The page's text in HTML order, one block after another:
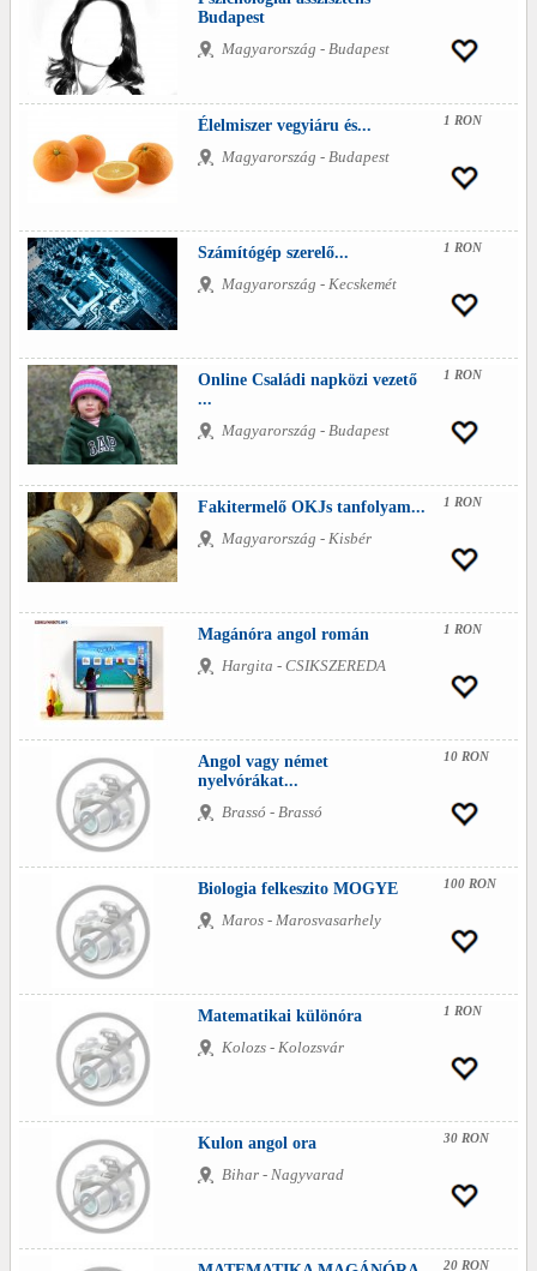
Budapest
Magyarország - Budapest
Élelmiszer vegyiáru és...
Magyarország - Budapest
1 RON
Számítógép szerelő...
Magyarország - Kecskemét
1 RON
Online Családi napközi vezető
...
Magyarország - Budapest
1 RON
Fakitermelő OKJs tanfolyam...
Magyarország - Kisbér
1 RON
Magánóra angol román
Hargita - CSIKSZEREDA
1 RON
Angol vagy német
nyelvórákat...
Brassó - Brassó
10 RON
Biologia felkeszito MOGYE
Maros - Marosvasarhely
100 RON
Matematikai különóra
Kolozs - Kolozsvár
1 RON
Kulon angol ora
Bihar - Nagyvarad
30 RON
20 RON